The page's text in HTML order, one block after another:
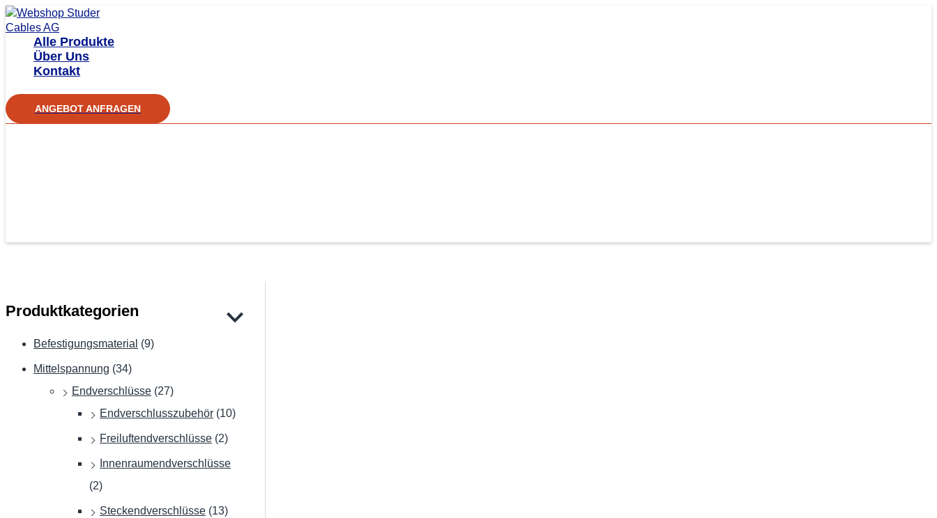
Zum
Inhalt
springenAlle Produkte
Über Uns
Kontakt
ANGEBOT ANFRAGEN
Produktkategorien
Befestigungsmaterial (9)
Mittelspannung (34)
Endverschlüsse (27)
Endverschlusszubehör (10)
Freiluftendverschlüsse (2)
Innenraumendverschlüsse
(2)
Steckendverschlüsse (13)